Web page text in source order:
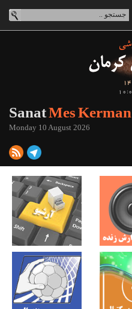
SanatMes Kerman
Monday 10 August 2026